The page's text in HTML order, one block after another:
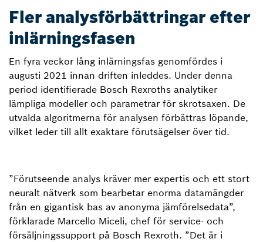
Fler analysförbättringar efter
inlärningsfasen
En fyra veckor lång inlärningsfas genomfördes i
augusti 2021 innan driften inleddes. Under denna
period identifierade Bosch Rexroths analytiker
lämpliga modeller och parametrar för skrotsaxen. De
utvalda algoritmerna för analysen förbättras löpande,
vilket leder till allt exaktare förutsägelser över tid.
”Förutseende analys kräver mer expertis och ett stort
neuralt nätverk som bearbetar enorma datamängder
från en gigantisk bas av anonyma jämförelsedata”,
förklarade Marcello Miceli, chef för service- och
försäljningssupport på Bosch Rexroth. ”Det är i